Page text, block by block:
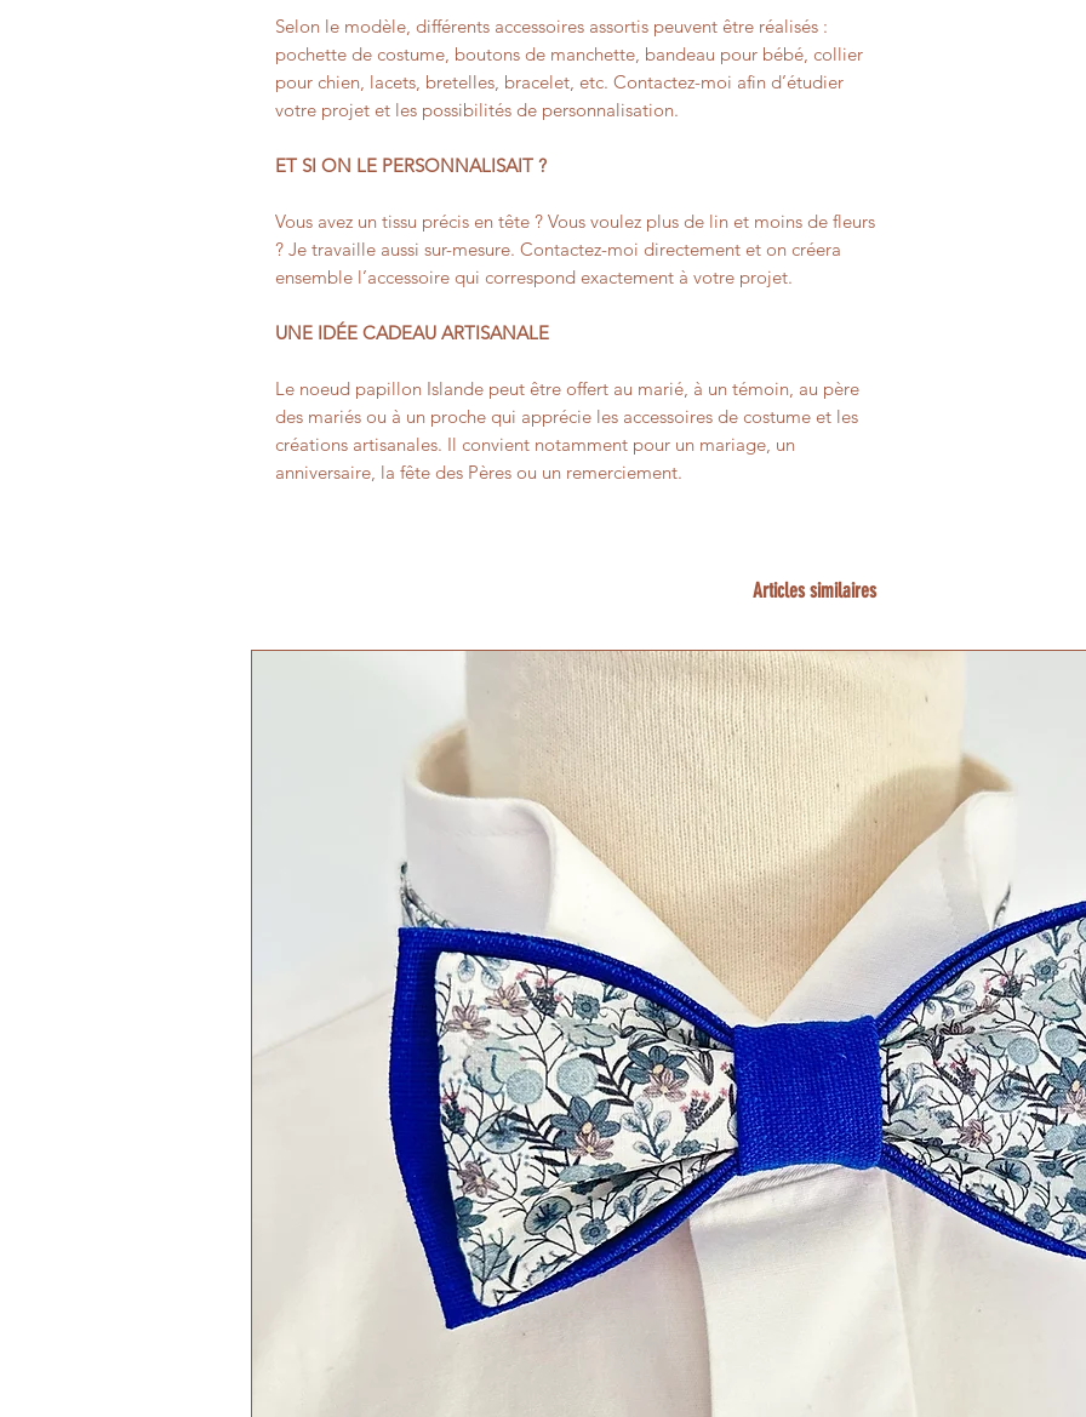
Selon le modèle, différents accessoires assortis peuvent être réalisés :
pochette de costume, boutons de manchette, bandeau pour bébé, collier
pour chien, lacets, bretelles, bracelet, etc. Contactez-moi afin d’étudier
votre projet et les possibilités de personnalisation.
ET SI ON LE PERSONNALISAIT ?
Vous avez un tissu précis en tête ? Vous voulez plus de lin et moins de fleurs
? Je travaille aussi sur-mesure. Contactez-moi directement et on créera
ensemble l’accessoire qui correspond exactement à votre projet.
UNE IDÉE CADEAU ARTISANALE
Le noeud papillon Islande peut être offert au marié, à un témoin, au père
des mariés ou à un proche qui apprécie les accessoires de costume et les
créations artisanales. Il convient notamment pour un mariage, un
anniversaire, la fête des Pères ou un remerciement.
Articles similaires